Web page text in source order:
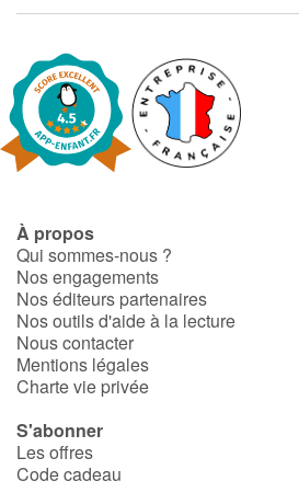
Fable, mythe, littérature et poésie
Princesses et princes, rois, reines
Ogres, monstres et sorcières
Héroïnes et héros
Écologie, nature, saisons
Les animaux
Voyage, épopée, enquête, aventure
Autour du monde
Apprentissage
À propos
Qui sommes-nous ?
Nos engagements
Nos éditeurs partenaires
Nos outils d'aide à la lecture
Nous contacter
Mentions légales
Charte vie privée
S'abonner
Les offres
Code cadeau